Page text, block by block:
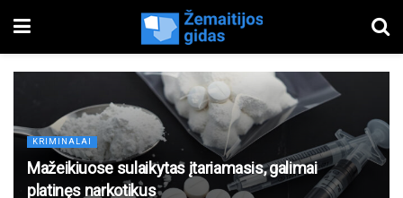
KRIMINALAI
Mažeikiuose sulaikytas įtariamasis, galimai
platinęs narkotikus